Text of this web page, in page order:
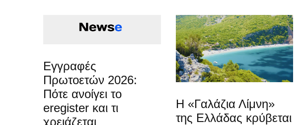
Εγγραφές
Πρωτοετών 2026:
Πότε ανοίγει το
eregister και τι
χρειάζεται
Η «Γαλάζια Λίμνη»
της Ελλάδας κρύβεται